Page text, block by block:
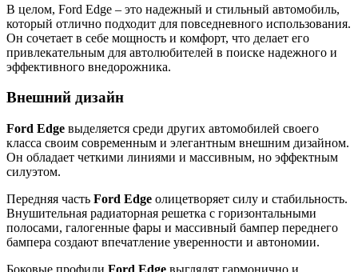
В целом, Ford Edge – это надежный и стильный автомобиль,
который отлично подходит для повседневного использования.
Он сочетает в себе мощность и комфорт, что делает его
привлекательным для автолюбителей в поиске надежного и
эффективного внедорожника.
Внешний дизайн
Ford Edge выделяется среди других автомобилей своего
класса своим современным и элегантным внешним дизайном.
Он обладает четкими линиями и массивным, но эффектным
силуэтом.
Передняя часть Ford Edge олицетворяет силу и стабильность.
Внушительная радиаторная решетка с горизонтальными
полосами, галогенные фары и массивный бампер переднего
бампера создают впечатление уверенности и автономии.
Боковые профили Ford Edge выглядят гармонично и